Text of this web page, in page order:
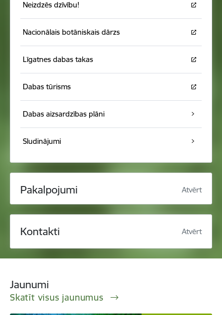
Neizdzēs dzīvību!
Nacionālais botāniskais dārzs
Līgatnes dabas takas
Dabas tūrisms
Dabas aizsardzības plāni
Sludinājumi
Pakalpojumi Atvērt
Kontakti Atvērt
Jaunumi
Skatīt visus jaunumus